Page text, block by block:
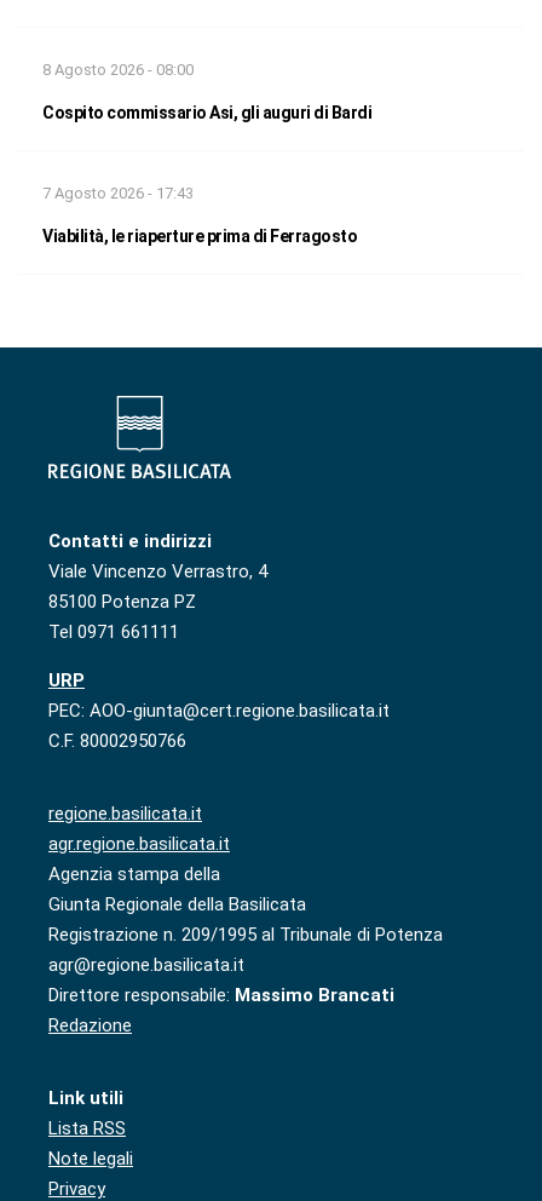
8 Agosto 2026 - 08:00
Cospito commissario Asi, gli auguri di Bardi
7 Agosto 2026 - 17:43
Viabilità, le riaperture prima di Ferragosto
Contatti e indirizzi
Viale Vincenzo Verrastro, 4
85100 Potenza PZ
Tel 0971 661111
URP
PEC: AOO-giunta@cert.regione.basilicata.it
C.F. 80002950766
regione.basilicata.it
agr.regione.basilicata.it
Agenzia stampa della
Giunta Regionale della Basilicata
Registrazione n. 209/1995 al Tribunale di Potenza
agr@regione.basilicata.it
Direttore responsabile: Massimo Brancati
Redazione
Link utili
Lista RSS
Note legali
Privacy